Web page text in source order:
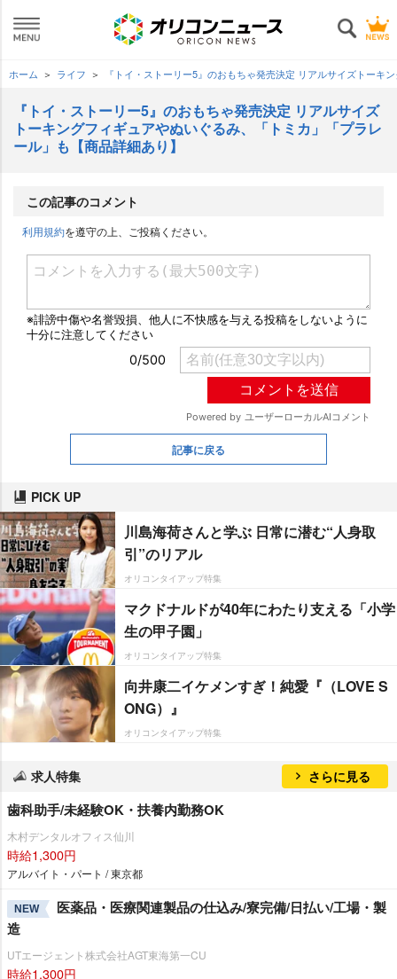
ホーム ライフ 『トイ・ストーリー5』のおもちゃ発売決定 リアルサイズトー
『トイ・ストーリー5』のおもちゃ発売決定 リアルサイズ
トーキングフィギュアやぬいぐるみ、「トミカ」「プラレ
ール」も【商品詳細あり】
この記事のコメント
利用規約を遵守の上、ご投稿ください。
記事に戻る
PICK UP
川島海荷さんと学ぶ 日常に潜む“人身取
引”のリアル
オリコンタイアップ特集
マクドナルドが40年にわたり支える「小学
生の甲子園」
オリコンタイアップ特集
向井康二イケメンすぎ！純愛『（LOVE S
ONG）』
オリコンタイアップ特集
求人特集 さらに見る
歯科助手/未経験OK・扶養内勤務OK
木村デンタルオフィス仙川
時給1,300円
アルバイト・パート / 東京都
NEW
医薬品・医療関連製品の仕込み/寮完備/日払い/工場・製
造
UTエージェント株式会社AGT東海第一CU
時給1,300円